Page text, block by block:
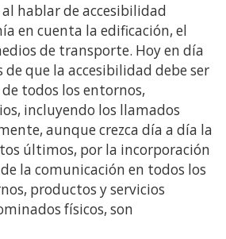
hablar de accesibilidad
en cuenta la edificación, el
de transporte. Hoy en día
de que la accesibilidad debe ser
todos los entornos,
incluyendo los llamados
aunque crezca día a día la
últimos, por la incorporación
la comunicación en todos los
productos y servicios
físicos, son